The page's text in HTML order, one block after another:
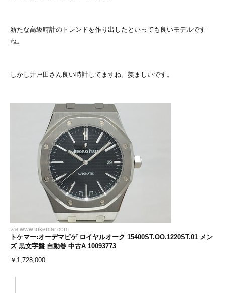
新たな高級時計のトレンドを作り出したといっても良いモデルです
ね。
しかし井戸田さん良い時計してますね。羨ましいです。
via www.tokemar.com
トケマー:オーデマピゲ ロイヤルオーク 15400ST.OO.1220ST.01 メン
ズ 黒文字盤 自動巻 中古A 10093773
￥ 1,728,000